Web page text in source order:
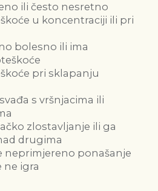
ili često nesretno
u koncentraciji ili pri
bolesno ili ima
pri sklapanju
s vršnjacima ili
zlostavljanje ili ga
drugima
neprimjereno ponašanje
ne igra